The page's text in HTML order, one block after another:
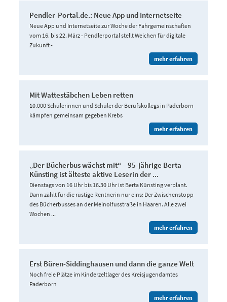
Pendler-Portal.de.: Neue App und Internetseite
Neue App und Internetseite zur Woche der Fahrgemeinschaften
vom 16. bis 22. März - Pendlerportal stellt Weichen für digitale
Zukunft -
mehr erfahren
Mit Wattestäbchen Leben retten
10.000 Schülerinnen und Schüler der Berufskollegs in Paderborn
kämpfen gemeinsam gegeben Krebs
mehr erfahren
„Der Bücherbus wächst mit“ – 95-jährige Berta
Künsting ist älteste aktive Leserin der ...
Dienstags von 16 Uhr bis 16.30 Uhr ist Berta Künsting verplant.
Dann zählt für die rüstige Rentnerin nur eins: Der Zwischenstopp
des Bücherbusses an der Meinolfusstraße in Haaren. Alle zwei
Wochen ...
mehr erfahren
Erst Büren-Siddinghausen und dann die ganze Welt
Noch freie Plätze im Kinderzeltlager des Kreisjugendamtes
Paderborn
mehr erfahren